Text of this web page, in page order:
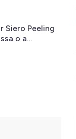
Siero Peeling
o a
30 ml